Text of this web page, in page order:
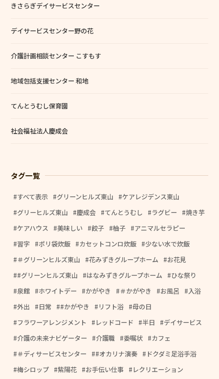
きさらぎデイサービスセンター
デイサービスセンター野の花
介護計画相談センター こすもす
地域包括支援センター 和地
てんとうむし保育園
社会福祉法人慶成会
タグ一覧
すべて表示 グリーンヒルズ東山
ケアレジデンス東山
グリーヒルズ東山
慶成会 てんとうむし ラグビー
焼き芋
ケアハウス
美味しい 餃子 柚子
アニマルセラピー
習字
ポリ袋炊飯 カセットコンロ炊飯
少ない水で炊飯
＃グリーンヒルズ東山
花みずきグループホーム
お花見
#グリーンヒルズ東山
はなみずきグループホーム
ひな祭り
泉館
ホワイトデー かがやき ＃かがやき お風呂
入浴
外出
日常 #かがやき リフト浴
母の日
フラワーアレンジメント
レッドコード 半日
デイサービス
介護の未来ナビゲーター
介護職 委嘱状
カフェ
＃ディサービスセンター
#オカリナ演奏
ドクダミ足浴手浴
梅シロップ
紫陽花 お手伝い仕事 レクリエーション